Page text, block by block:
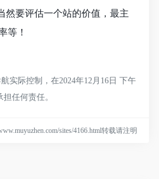
然要评估一个站的价值，最主
等！
实际控制，在2024年12月16日 下午
任何责任。
sites/4166.html转载请注明